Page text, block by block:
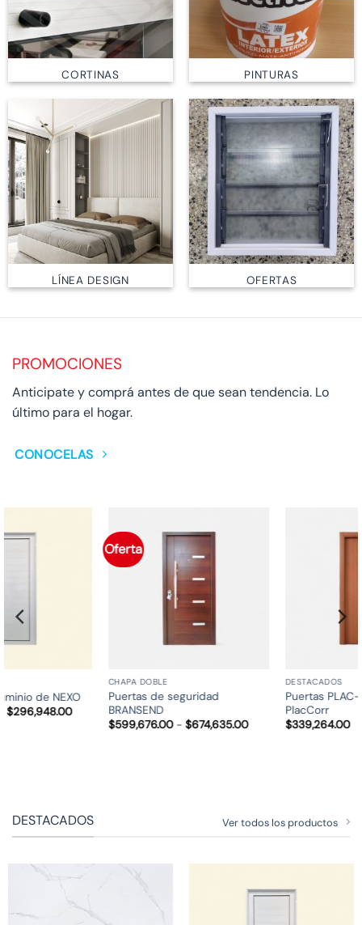
CORTINAS PINTURAS
LÍNEA DESIGN OFERTAS
PROMOCIONES
Anticipate y comprá antes de que sean tendencia. Lo
último para el hogar.
CONOCELAS
Puertas PLAC- FULL de
$339,264.00
Puertas de seguridad
BRANSEND
674,635.00Rango
DESTACADOS Ver todos los productos